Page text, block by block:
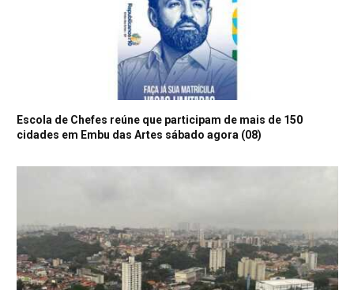
Escola de Chefes reúne que participam de mais de 150
cidades em Embu das Artes sábado agora (08)